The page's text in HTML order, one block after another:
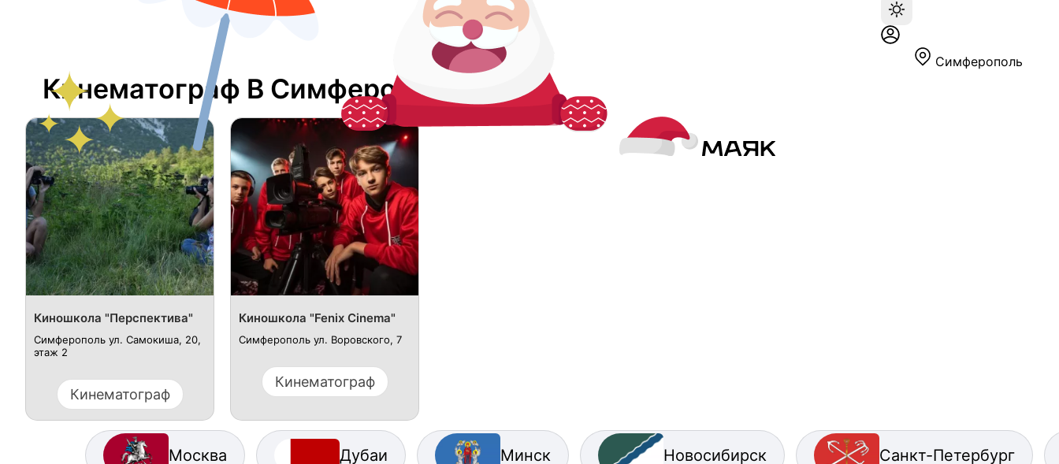
Симферополь
Кинематограф В Симферополе
Киношкола "Перспектива"
Симферополь ул. Самокиша, 20,
этаж 2
Кинематограф
Киношкола "Fenix Cinema"
Симферополь ул. Воровского, 7
Кинематограф
Москва Дубаи Минск Новосибирск Санкт-Петербург